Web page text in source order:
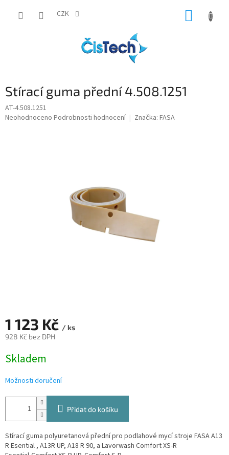
CZK
Stírací guma přední 4.508.1251
AT-4.508.1251
Průměrné
Neohodnoceno Podrobnosti hodnocení Značka: FASA
1 123 Kč / ks
928 Kč bez DPH
cena:
Skladem
Možnosti doručení
Přidat do košíku
Stírací guma polyuretanová přední pro podlahové mycí stroje FASA A13
R Esential , A13R UP, A18 R 90, a Lavorwash Comfort XS-R